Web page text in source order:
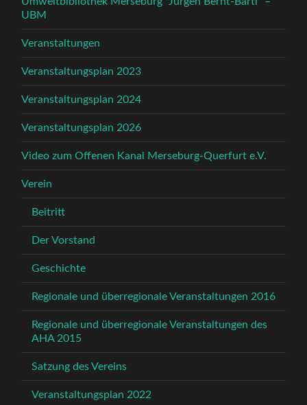
UBM
Veranstaltungen
Veranstaltungsplan 2023
Veranstaltungsplan 2024
Veranstaltungsplan 2026
Video zum Offenen Kanal Merseburg-Querfurt e.V.
Verein
Beitritt
Der Vorstand
Geschichte
Regionale und überregionale Veranstaltungen 2016
Regionale und überregionale Veranstaltungen des
AHA 2015
Satzung des Vereins
Veranstaltungsplan 2022